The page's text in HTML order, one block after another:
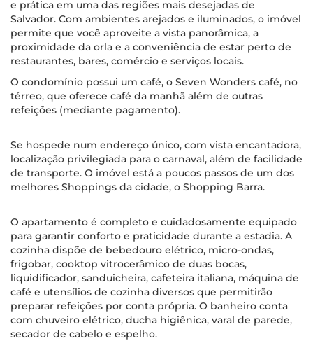
e prática em uma das regiões mais desejadas de
Salvador. Com ambientes arejados e iluminados, o imóvel
permite que você aproveite a vista panorâmica, a
proximidade da orla e a conveniência de estar perto de
restaurantes, bares, comércio e serviços locais.
O condomínio possui um café, o Seven Wonders café, no
térreo, que oferece café da manhã além de outras
refeições (mediante pagamento).
Se hospede num endereço único, com vista encantadora,
localização privilegiada para o carnaval, além de facilidade
de transporte. O imóvel está a poucos passos de um dos
melhores Shoppings da cidade, o Shopping Barra.
O apartamento é completo e cuidadosamente equipado
para garantir conforto e praticidade durante a estadia. A
cozinha dispõe de bebedouro elétrico, micro-ondas,
frigobar, cooktop vitrocerâmico de duas bocas,
liquidificador, sanduicheira, cafeteira italiana, máquina de
café e utensílios de cozinha diversos que permitirão
preparar refeições por conta própria. O banheiro conta
com chuveiro elétrico, ducha higiênica, varal de parede,
secador de cabelo e espelho.